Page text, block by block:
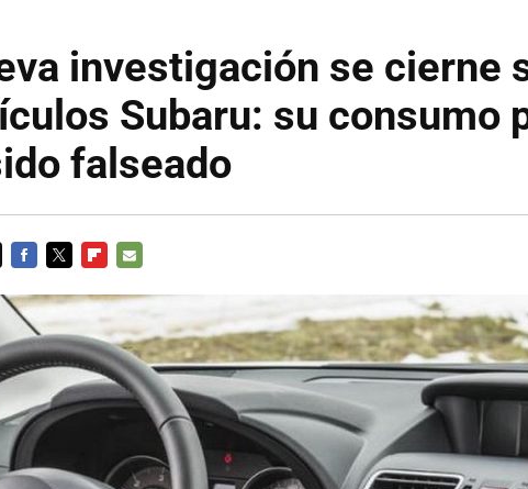
investigación se cierne
Subaru: su consumo
falseado
MAIL